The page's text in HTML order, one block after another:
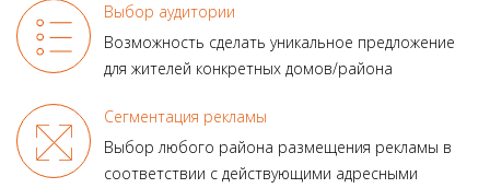
Выбор аудитории
Возможность сделать уникальное предложение
для жителей конкретных домов/района
Сегментация рекламы
Выбор любого района размещения рекламы в
соответствии с действующими адресными